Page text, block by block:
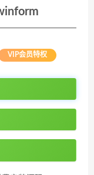
VIP会员特权